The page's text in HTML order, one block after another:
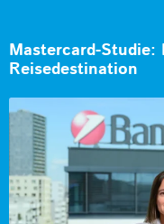
Mastercard-
Reisedestination